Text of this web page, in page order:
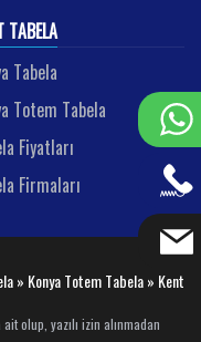
TABELA
Tabela
Totem Tabela
Fiyatları
Firmaları
» Konya Totem Tabela » Kent
olup, yazılı izin alınmadan